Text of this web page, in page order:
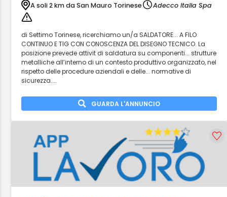
A soli 2 km da San Mauro Torinese Adecco Italia Spa
di Settimo Torinese, ricerchiamo un/a SALDATORE... A FILO
CONTINUO E TIG CON CONOSCENZA DEL DISEGNO TECNICO. La
posizione prevede attivit di saldatura su componenti... strutture
metalliche all’interno di un contesto produttivo organizzato, nel
rispetto delle procedure aziendali e delle... normative di
sicurezza....
GUARDA L'ANNUNCIO